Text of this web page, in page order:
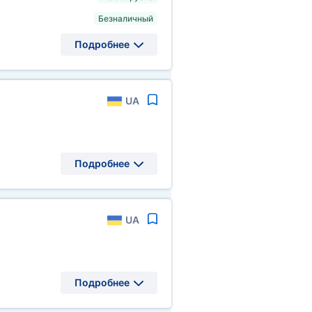
Безналичный
Подробнее
UA
Подробнее
UA
Подробнее